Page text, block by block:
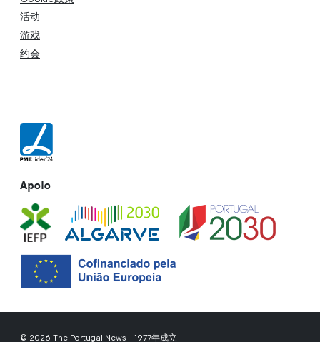
活动
游戏
约会
Apoio
© 2026 The Portugal News - 1977年成立